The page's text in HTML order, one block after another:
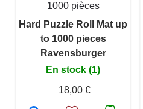
1000 pièces
Hard Puzzle Roll Mat up
to 1000 pieces
Ravensburger
En stock (1)
18,00 €